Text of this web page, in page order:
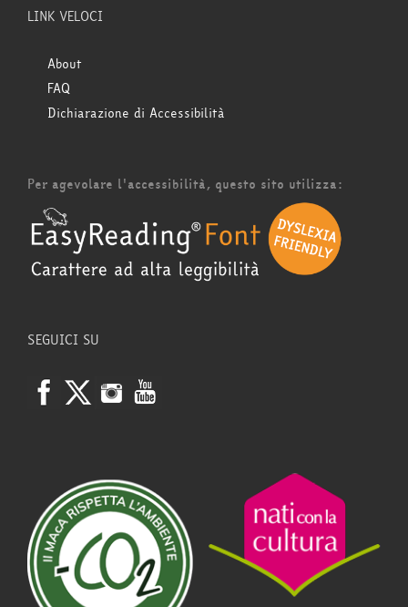
LINK VELOCI
About
FAQ
Dichiarazione di Accessibilità
Per agevolare l'accessibilità, questo sito utilizza:
SEGUICI SU